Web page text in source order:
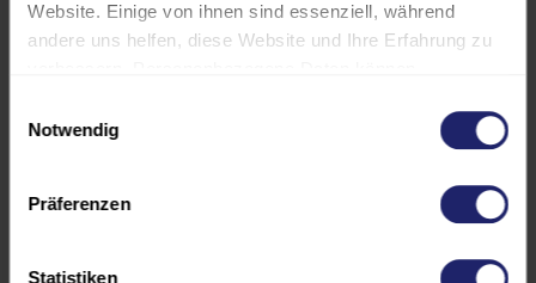
Website. Einige von ihnen sind essenziell, während
andere uns helfen, diese Website und Ihre Erfahrung zu
personalisierte Anzeigen und Inhalte oder die Messung
von Anzeigen und Inhalten. Weitere Informationen über
Datenschutzerklärung. Es besteht keine Verpflichtung, in
Angebot zu nutzen. Sie können Ihre Auswahl jederzeit
Notwendig
Präferenzen
Statistiken
dokumentieren.
mit!